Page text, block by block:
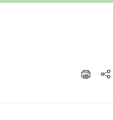
수강신청내역